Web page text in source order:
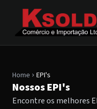
Home chevron_right EPI's
Nossos EPI's
Encontre os melhores